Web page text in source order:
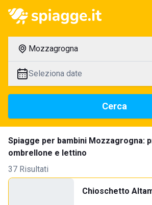
Mozzagrogna
Seleziona date
Cerca
Spiagge per bambini Mozzagrogna:
ombrellone e lettino
37 Risultati
Chioschetto